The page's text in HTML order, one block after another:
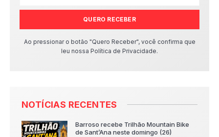
QUERO RECEBER
Ao pressionar o botão "Quero Receber", você confirma que
leu nossa Política de Privacidade.
NOTÍCIAS RECENTES
Barroso recebe Trilhão Mountain Bike
de Sant’Ana neste domingo (26)